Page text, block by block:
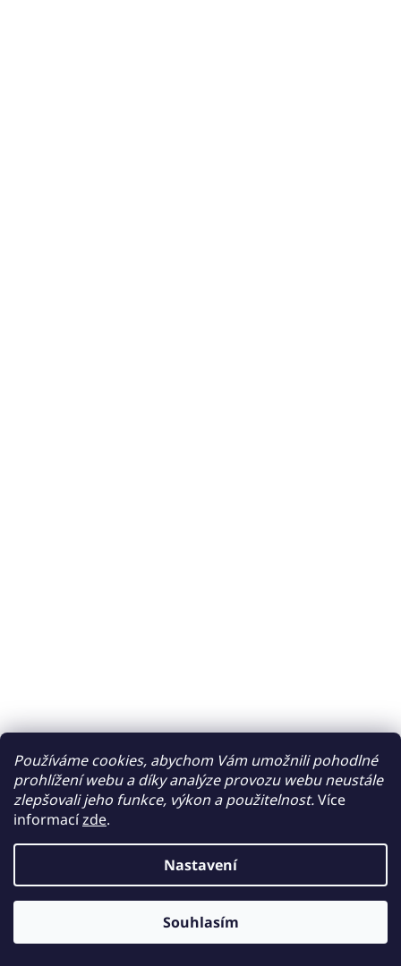
Používáme cookies, abychom Vám umožnili pohodlné
prohlížení webu a díky analýze provozu webu neustále
zlepšovali jeho funkce, výkon a použitelnost.Více
informacízde.
Nastavení
Souhlasím